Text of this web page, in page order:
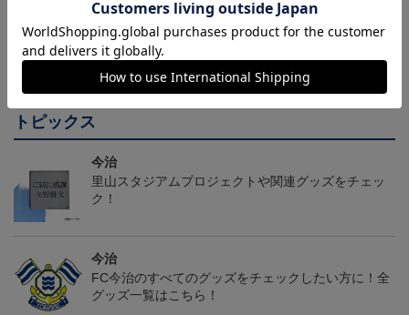
26/27 レプリカユニフォ
ーム(FP1st)
17,600円～21,901円
会員特典
26/27 オーセンティック
ユニフォーム(FP1st)
26,100円～30,400円
会員特典
FC今治 ホエルオー タ
オルマフラー
2,500円
トピックス
今治
里山スタジアムプロジェクトや関連グッズをチェッ
ク！
今治
FC今治のすべてのグッズをチェックしたい方に！全
グッズ一覧はこちら！